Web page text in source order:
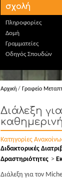
σχολή
Πληροφορίες
Δομή
Γραμματείες
Οδηγός Σπουδών
Αρχική / Γραφείο
Διάλεξη
Κατηγορίες
Διδακτορικές
Δραστηριότητες
Διάλεξη για τον